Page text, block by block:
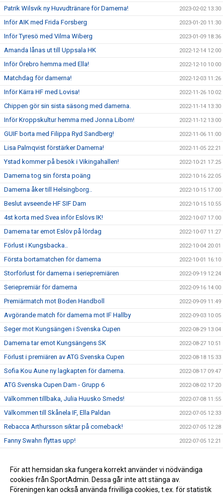
Patrik Wilsvik ny Huvudtränare för Damerna! 2023-02-02 13:30
Inför AIK med Frida Forsberg 2023-01-20 11:30
Inför Tyresö med Vilma Wiberg 2023-01-09 18:36
Amanda lånas ut till Uppsala HK 2022-12-14 12:00
Inför Örebro hemma med Ella! 2022-12-10 10:00
Matchdag för damerna! 2022-12-03 11:26
Inför Kärra HF med Lovisa! 2022-11-26 10:02
Chippen gör sin sista säsong med damerna. 2022-11-14 13:30
Inför Kroppskultur hemma med Jonna Libom! 2022-11-12 13:00
GUIF borta med Filippa Ryd Sandberg! 2022-11-06 11:00
Lisa Palmqvist förstärker Damerna! 2022-11-05 22:21
Ystad kommer på besök i Vikingahallen! 2022-10-21 17:25
Damerna tog sin första poäng 2022-10-16 22:05
Damerna åker till Helsingborg.. 2022-10-15 17:00
Beslut avseende HF SIF Dam 2022-10-15 10:55
4st korta med Svea inför Eslövs IK! 2022-10-07 17:00
Damerna tar emot Eslöv på lördag 2022-10-07 11:27
Förlust i Kungsbacka.. 2022-10-04 20:01
Första bortamatchen för damerna 2022-10-01 16:10
Storförlust för damerna i seriepremiären 2022-09-19 12:24
Seriepremiär för damerna 2022-09-16 14:00
Premiärmatch mot Boden Handboll 2022-09-09 11:49
Avgörande match för damerna mot IF Hallby 2022-09-03 10:05
Seger mot Kungsängen i Svenska Cupen 2022-08-29 13:04
Damerna tar emot Kungsängens SK 2022-08-27 10:51
Förlust i premiären av ATG Svenska Cupen 2022-08-18 15:33
Sofia Kou Aune ny lagkapten för damerna. 2022-08-17 09:47
ATG Svenska Cupen Dam - Grupp 6 2022-08-02 17:20
Välkommen tillbaka, Julia Huusko Smeds! 2022-07-08 11:55
Välkommen till Skånela IF, Ella Paldan 2022-07-05 12:33
Rebacca Arthursson siktar på comeback! 2022-07-05 12:28
Fanny Swahn flyttas upp! 2022-07-05 12:21
Gruppindelning till ATG Svenska Cupen är klar 2022-05-20 16:37
Damerna kvar i Allsvenskan 2022-05-20 16:17
För att hemsidan ska fungera korrekt använder vi nödvändiga
cookies från SportAdmin. Dessa går inte att stänga av.
Föreningen kan också använda frivilliga cookies, t.ex. för statistik